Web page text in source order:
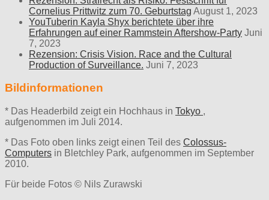
Cornelius Prittwitz zum 70. Geburtstag August 1, 2023
YouTuberin Kayla Shyx berichtete über ihre
Erfahrungen auf einer Rammstein Aftershow-Party Juni
7, 2023
Rezension: Crisis Vision. Race and the Cultural
Production of Surveillance. Juni 7, 2023
Bildinformationen
* Das Headerbild zeigt ein Hochhaus in Tokyo ,
aufgenommen im Juli 2014.
* Das Foto oben links zeigt einen Teil des Colossus-
Computers in Bletchley Park, aufgenommen im September
2010.
Für beide Fotos © Nils Zurawski